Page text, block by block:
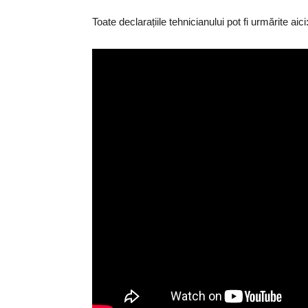
Toate declarațiile tehnicianului pot fi urmărite aici: